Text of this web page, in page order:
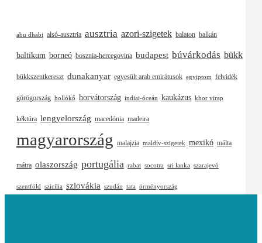
abu dhabi alsó-ausztria ausztria azori-szigetek balaton balkán
baltikum borneó bosznia-hercegovina budapest búvárkodás bükk
bükkszentkereszt dunakanyar egyesült arab emirátusok egyiptom felvidék
görögország hollókő horvátország indiai-óceán kaukázus khor virap
kéktúra lengyelország macedónia madeira
magyarország malajzia maldív-szigetek mexikó málta
mátra olaszország portugália rabat socotra sri lanka szarajevó
szentföld szicília szlovákia szudán tata örményország